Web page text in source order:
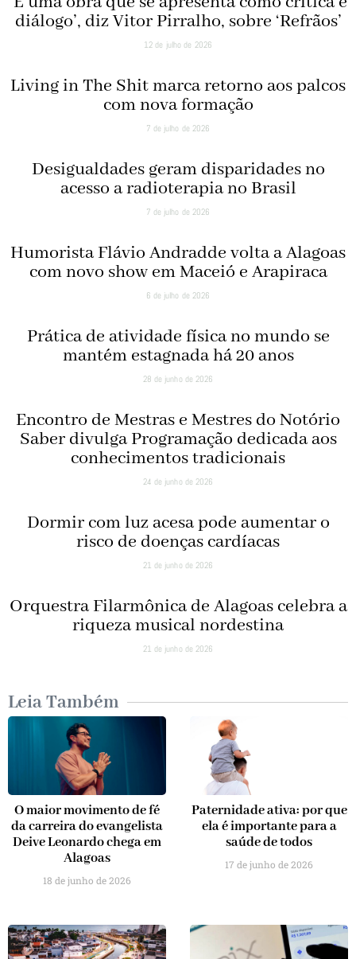
diálogo’, diz Vitor Pirralho, sobre ‘Refrãos’
12 de julho de 2026
Living in The Shit marca retorno aos palcos
com nova formação
7 de julho de 2026
Desigualdades geram disparidades no
acesso a radioterapia no Brasil
7 de julho de 2026
Humorista Flávio Andradde volta a Alagoas
com novo show em Maceió e Arapiraca
6 de julho de 2026
Prática de atividade física no mundo se
mantém estagnada há 20 anos
28 de junho de 2026
Encontro de Mestras e Mestres do Notório
Saber divulga Programação dedicada aos
conhecimentos tradicionais
24 de junho de 2026
Dormir com luz acesa pode aumentar o
risco de doenças cardíacas
21 de junho de 2026
Orquestra Filarmônica de Alagoas celebra a
riqueza musical nordestina
21 de junho de 2026
O maior movimento de fé
da carreira do evangelista
Deive Leonardo chega em
Alagoas
18 de junho de 2026
Paternidade ativa: por que
ela é importante para a
saúde de todos
17 de junho de 2026
Leia Também